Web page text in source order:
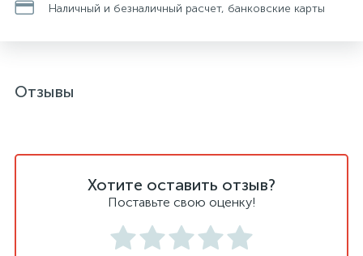
Наличный и безналичный расчет, банковские карты
Отзывы
Хотите оставить отзыв?
Поставьте свою оценку!